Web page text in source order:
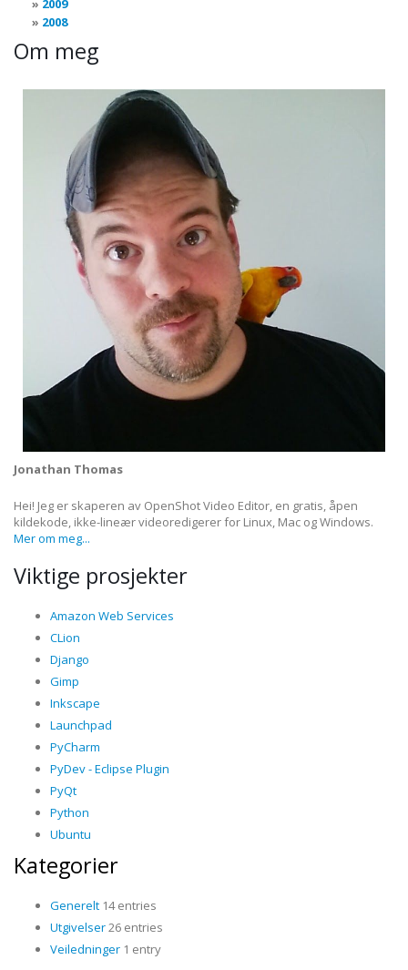
2009
2008
Om meg
Jonathan Thomas
Hei! Jeg er skaperen av OpenShot Video Editor, en gratis, åpen
kildekode, ikke-lineær videoredigerer for Linux, Mac og Windows.
Mer om meg...
Viktige prosjekter
Amazon Web Services
CLion
Django
Gimp
Inkscape
Launchpad
PyCharm
PyDev - Eclipse Plugin
PyQt
Python
Ubuntu
Kategorier
Generelt 14 entries
Utgivelser26 entries
Veiledninger 1 entry